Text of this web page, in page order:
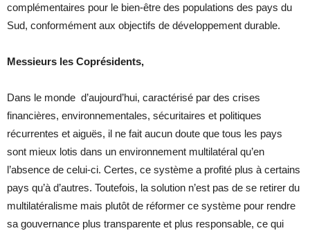
complémentaires pour le bien-être des populations des pays du
Sud, conformément aux objectifs de développement durable.
Messieurs les Coprésidents,
Dans le monde d’aujourd’hui, caractérisé par des crises
financières, environnementales, sécuritaires et politiques
récurrentes et aiguës, il ne fait aucun doute que tous les pays
sont mieux lotis dans un environnement multilatéral qu’en
l’absence de celui-ci. Certes, ce système a profité plus à certains
pays qu’à d’autres. Toutefois, la solution n’est pas de se retirer du
multilatéralisme mais plutôt de réformer ce système pour rendre
sa gouvernance plus transparente et plus responsable, ce qui